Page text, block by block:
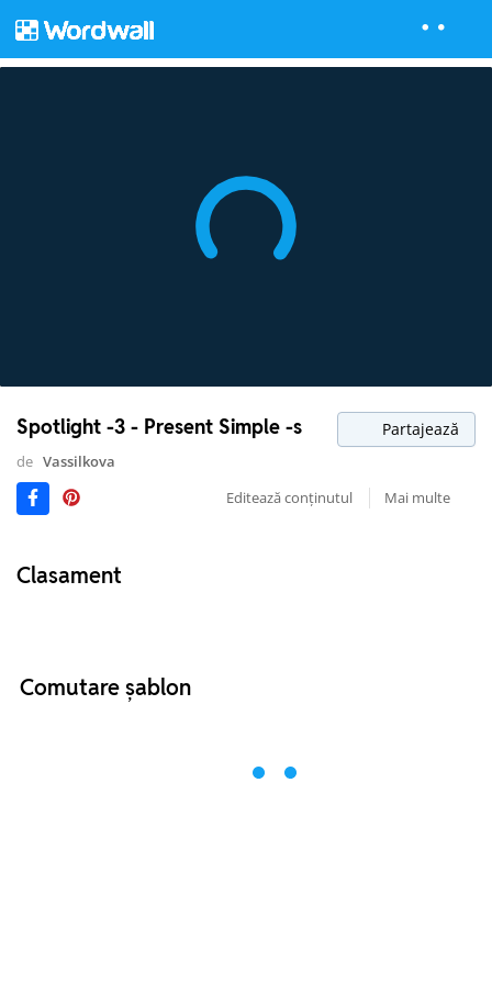
Spotlight -3 - Present Simple -s Partajează
de Vassilkova
Editează conținutul
Mai multe
Clasament
Comutare șablon